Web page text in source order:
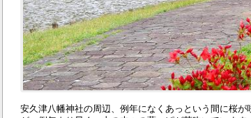
安久津八幡神社の周辺、例年になくあっという間に桜